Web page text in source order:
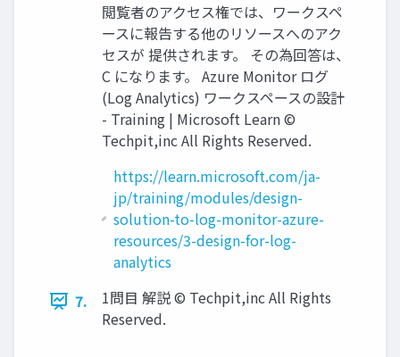
閲覧者のアクセス権では、ワークスペ
ースに報告する他のリソースへのアク
セスが 提供されます。 その為回答は、
C になります。 Azure Monitor ログ
(Log Analytics) ワークスペースの設計
- Training | Microsoft Learn ©
Techpit,inc All Rights Reserved.
https://learn.microsoft.com/ja-
jp/training/modules/design-
solution-to-log-monitor-azure-
resources/3-design-for-log-
analytics
7.
1問目 解説 © Techpit,inc All Rights
Reserved.